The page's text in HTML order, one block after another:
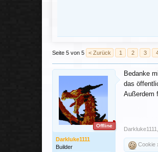
Seite 5 von 5 < Zurück 1 2 3
Offline
Darkluke1111
Builder
Bedanke
das
Außerdem
Darkluke1111
Cookie